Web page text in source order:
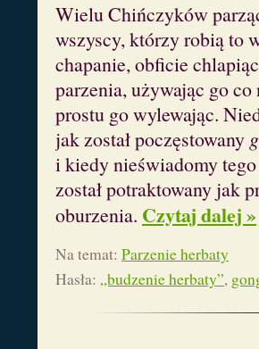
Wielu Chińczyków
wszyscy, którzy robią to
chapanie, obficie
parzenia, używając go
prostu go wylewając.
jak został poczęstowany
i kiedy nieświadomy
został potraktowany jak
oburzenia. Czytaj dalej »
Na temat: Parzenie herbaty
Hasła: „budzenie herbaty”,